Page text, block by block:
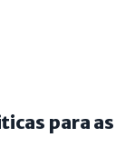
para as